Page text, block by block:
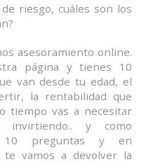
riesgo, cuáles son los
asesoramiento online.
página y tienes 10
van desde tu edad, el
la rentabilidad que
tiempo vas a necesitar
y como
10 preguntas y en
vamos a devolver la